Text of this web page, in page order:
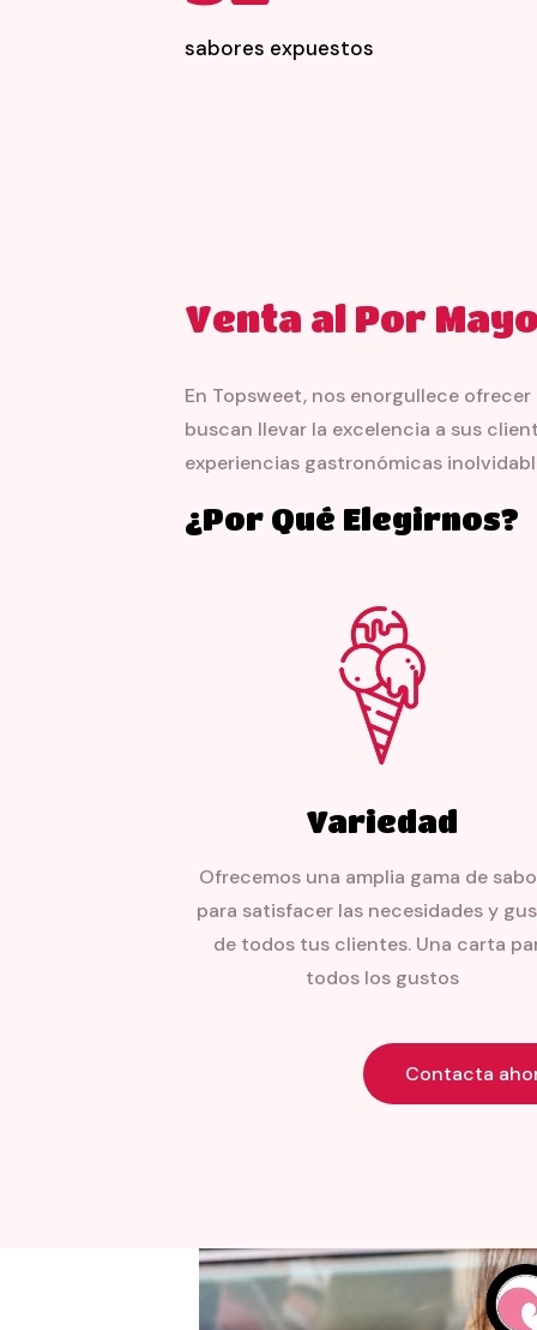
sabores expuestos
Venta al Por
En Topsweet, nos enorgullece
buscan llevar la excelencia a sus
experiencias gastronómicas
¿Por Qué Elegirnos?
Variedad
Ofrecemos una amplia gama de
para satisfacer las necesidades y
de todos tus clientes. Una carta
todos los gustos
Contacta